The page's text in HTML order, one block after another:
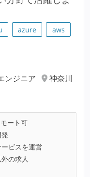
azure
aws
ンジニア
神奈川
ート可
ービスを運営
の求人